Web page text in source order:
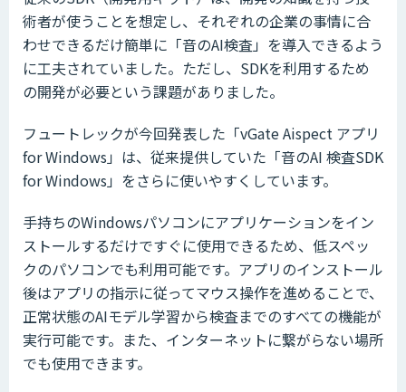
術者が使うことを想定し、それぞれの企業の事情に合
わせできるだけ簡単に「音のAI検査」を導入できるよう
に工夫されていました。ただし、SDKを利用するため
の開発が必要という課題がありました。
フュートレックが今回発表した「vGate Aispect アプリ
for Windows」は、従来提供していた「音のAI 検査SDK
for Windows」をさらに使いやすくしています。
手持ちのWindowsパソコンにアプリケーションをイン
ストールするだけですぐに使用できるため、低スペッ
クのパソコンでも利用可能です。アプリのインストール
後はアプリの指示に従ってマウス操作を進めることで、
正常状態のAIモデル学習から検査までのすべての機能が
実行可能です。また、インターネットに繋がらない場所
でも使用できます。